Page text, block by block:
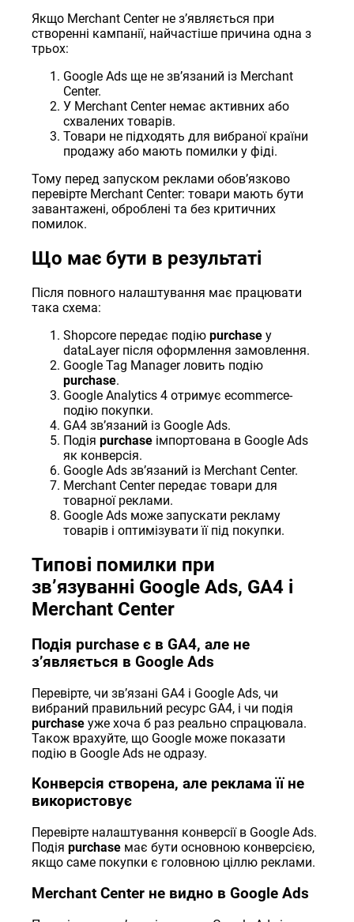
Якщо Merchant Center не зʼявляється при
створенні кампанії, найчастіше причина одна з
трьох:
Google Ads ще не звʼязаний із Merchant
Center.
У Merchant Center немає активних або
схвалених товарів.
Товари не підходять для вибраної країни
продажу або мають помилки у фіді.
Тому перед запуском реклами обовʼязково
перевірте Merchant Center: товари мають бути
завантажені, оброблені та без критичних
помилок.
Що має бути в результаті
Після повного налаштування має працювати
така схема:
Shopcore передає подіюpurchase у
dataLayer після оформлення замовлення.
Google Tag Manager ловить подію
purchase.
Google Analytics 4 отримує ecommerce-
подію покупки.
GA4 звʼязаний із Google Ads.
Подіяpurchase імпортована в Google Ads
як конверсія.
Google Ads звʼязаний із Merchant Center.
Merchant Center передає товари для
товарної реклами.
Google Ads може запускати рекламу
товарів і оптимізувати її під покупки.
Типові помилки при
звʼязуванні Google Ads, GA4 і
Merchant Center
Подія purchase є в GA4, але не
зʼявляється в Google Ads
Перевірте, чи звʼязані GA4 і Google Ads, чи
вибраний правильний ресурс GA4, і чи подія
purchase уже хоча б раз реально спрацювала.
Також врахуйте, що Google може показати
подію в Google Ads не одразу.
Конверсія створена, але реклама її не
використовує
Перевірте налаштування конверсії в Google Ads.
Подіяpurchase має бути основною конверсією,
якщо саме покупки є головною ціллю реклами.
Merchant Center не видно в Google Ads